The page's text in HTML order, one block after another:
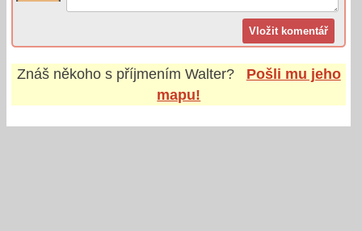
Znáš někoho s příjmením Walter?
Pošli mu jeho
mapu!